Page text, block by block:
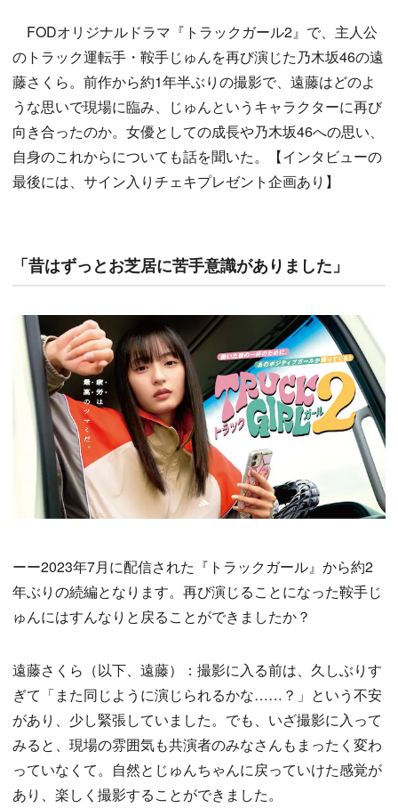
FODオリジナルドラマ『トラックガール2』で、主人公
のトラック運転手・鞍手じゅんを再び演じた乃木坂46の遠
藤さくら。前作から約1年半ぶりの撮影で、遠藤はどのよ
うな思いで現場に臨み、じゅんというキャラクターに再び
向き合ったのか。女優としての成長や乃木坂46への思い、
自身のこれからについても話を聞いた。【インタビューの
最後には、サイン入りチェキプレゼント企画あり】
「昔はずっとお芝居に苦手意識がありました」
ーー2023年7月に配信された『トラックガール』から約2
年ぶりの続編となります。再び演じることになった鞍手じ
ゅんにはすんなりと戻ることができましたか？
遠藤さくら（以下、遠藤）：撮影に入る前は、久しぶりす
ぎて「また同じように演じられるかな……？」という不安
があり、少し緊張していました。でも、いざ撮影に入って
みると、現場の雰囲気も共演者のみなさんもまったく変わ
っていなくて。自然とじゅんちゃんに戻っていけた感覚が
あり、楽しく撮影することができました。